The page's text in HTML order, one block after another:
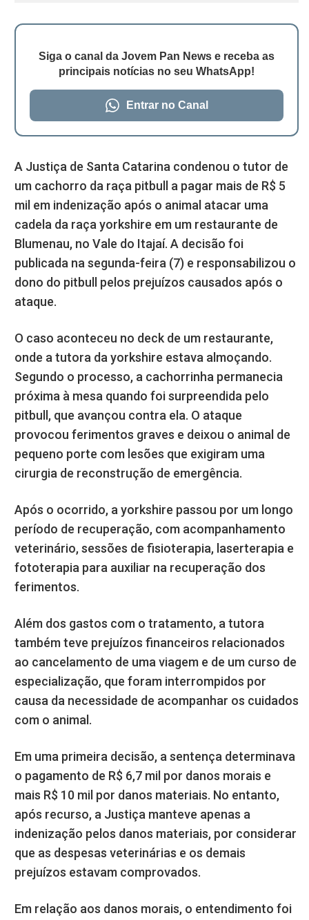
Siga o canal da Jovem Pan News e receba as
principais notícias no seu WhatsApp!
Entrar no Canal
A Justiça de Santa Catarina condenou o tutor de
um cachorro da raça pitbull a pagar mais de R$ 5
mil em indenização após o animal atacar uma
cadela da raça yorkshire em um restaurante de
Blumenau, no Vale do Itajaí. A decisão foi
publicada na segunda-feira (7) e responsabilizou o
dono do pitbull pelos prejuízos causados após o
ataque.
O caso aconteceu no deck de um restaurante,
onde a tutora da yorkshire estava almoçando.
Segundo o processo, a cachorrinha permanecia
próxima à mesa quando foi surpreendida pelo
pitbull, que avançou contra ela. O ataque
provocou ferimentos graves e deixou o animal de
pequeno porte com lesões que exigiram uma
cirurgia de reconstrução de emergência.
Após o ocorrido, a yorkshire passou por um longo
período de recuperação, com acompanhamento
veterinário, sessões de fisioterapia, laserterapia e
fototerapia para auxiliar na recuperação dos
ferimentos.
Além dos gastos com o tratamento, a tutora
também teve prejuízos financeiros relacionados
ao cancelamento de uma viagem e de um curso de
especialização, que foram interrompidos por
causa da necessidade de acompanhar os cuidados
com o animal.
Em uma primeira decisão, a sentença determinava
o pagamento de R$ 6,7 mil por danos morais e
mais R$ 10 mil por danos materiais. No entanto,
após recurso, a Justiça manteve apenas a
indenização pelos danos materiais, por considerar
que as despesas veterinárias e os demais
prejuízos estavam comprovados.
Em relação aos danos morais, o entendimento foi